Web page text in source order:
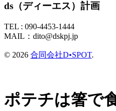
ds（ディーエス）計画
TEL : 090-4453-1444
MAIL： dito@dskpj.jp
© 2026 合同会社D•SPOT.
ポテチは箸で